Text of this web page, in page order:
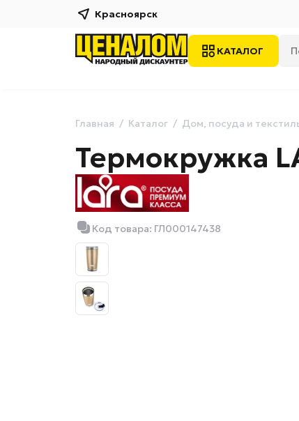
Красноярск
КАТАЛОГ
Главная Каталог Дом, посуда и
Термокружка
Код товара: ГЛ000147438